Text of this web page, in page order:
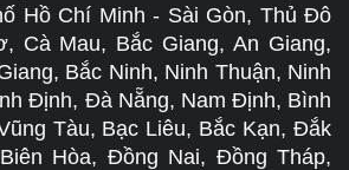
Hồ Chí Minh - Sài Gòn, Thủ Đô
Cà Mau, Bắc Giang, An Giang,
Bắc Ninh, Ninh Thuận, Ninh
Định, Đà Nẵng, Nam Định, Bình
Tàu, Bạc Liêu, Bắc Kạn, Đắk
Hòa, Đồng Nai, Đồng Tháp,